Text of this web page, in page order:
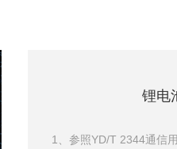
锂电
1、参照YD/T 2344通信